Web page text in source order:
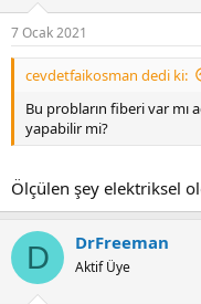
s
:
7 Ocak 2021
cevdetfaikosman dedi ki:
Bu probların fiberi var mı
yapabilir mi?
Ölçülen şey elektriksel
D DrFreeman
Aktif Üye